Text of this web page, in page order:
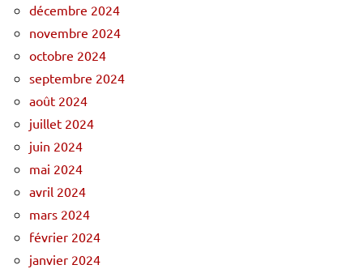
décembre 2024
novembre 2024
octobre 2024
septembre 2024
août 2024
juillet 2024
juin 2024
mai 2024
avril 2024
mars 2024
février 2024
janvier 2024